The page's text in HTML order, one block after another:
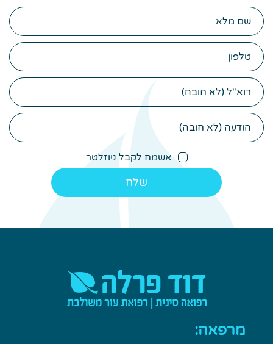
אשמח לקבל ניוזלטר
מרפאה: